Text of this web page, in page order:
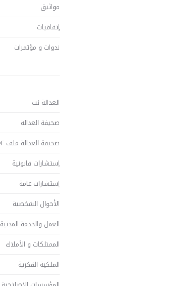
مواثيق
إتفاقيات
ندوات و مؤتمرات
العدالة نت
صحيفة العدالة
صحيفة العدالة ملف PDF
إستشارات قانونية
إستشارات عامة
الأحوال الشخصية
العمل والخدمة المدنية
الممتلكات و الأملاك
الملكية الفكرية